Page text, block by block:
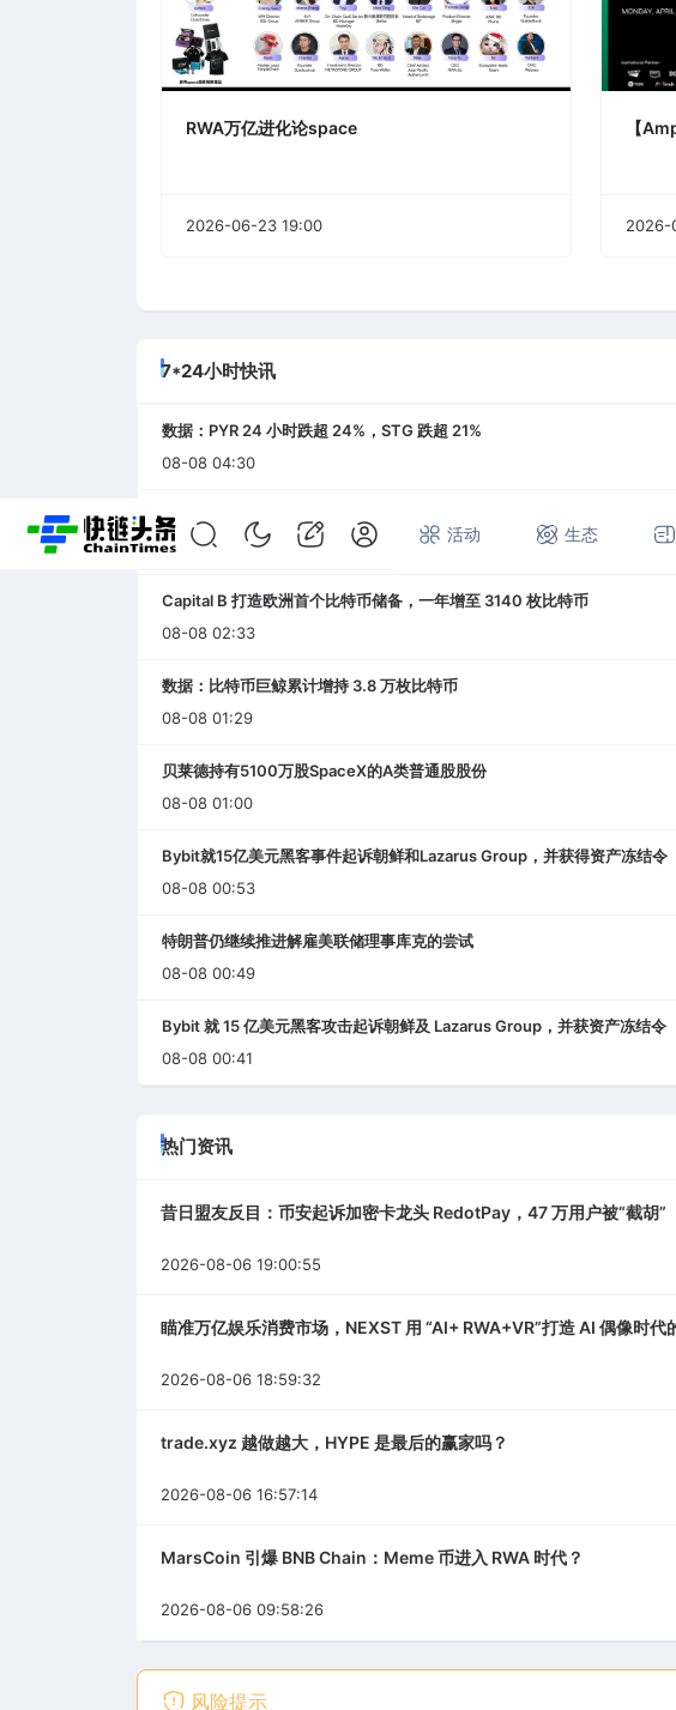
首页 快讯 专题 活动 生态
RWA万亿进化论space
2026-06-23 19:00
【
2026-
7*24小时快讯
数据：PYR 24 小时跌超 24%，STG 跌超 21%
08-08 04:30
美国财政部制裁两家伊朗关联加密交易所
08-08 04:18
Capital B 打造欧洲首个比特币储备，一年增至 3140 枚比特币
08-08 02:33
数据：比特币巨鲸累计增持 3.8 万枚比特币
08-08 01:29
贝莱德持有5100万股SpaceX的A类普通股股份
08-08 01:00
Bybit就15亿美元黑客事件起诉朝鲜和Lazarus Group，并获得资产冻结令
08-08 00:53
特朗普仍继续推进解雇美联储理事库克的尝试
08-08 00:49
Bybit 就 15 亿美元黑客攻击起诉朝鲜及 Lazarus Group，并获资产冻结令
08-08 00:41
热门资讯
昔日盟友反目：币安起诉加密卡龙头 RedotPay，47 万用户被“截胡”
2026-08-06 19:00:55
瞄准万亿娱乐消费市场，NEXST 用 “AI+ RWA+VR”打造 AI 偶像时代
2026-08-06 18:59:32
trade.xyz 越做越大，HYPE 是最后的赢家吗？
2026-08-06 16:57:14
MarsCoin 引爆 BNB Chain：Meme 币进入 RWA 时代？
2026-08-06 09:58:26
风险提示